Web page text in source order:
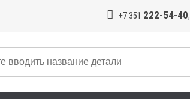
+7 351 222-54-40,